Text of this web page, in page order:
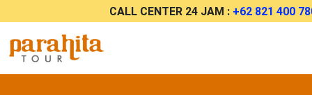
CALL CENTER 24 JAM : +62 821 400